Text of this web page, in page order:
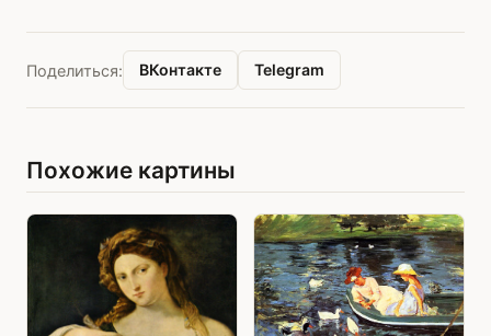
Поделиться: ВКонтакте Telegram
Похожие картины